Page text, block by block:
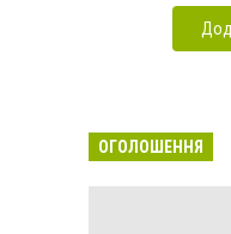
ОГОЛОШЕННЯ